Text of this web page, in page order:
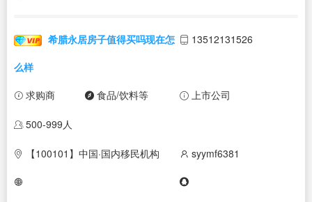
希腊永居房子值得买吗现在怎
么样
13512131526
求购商 食品/饮料等 上市公司
500-999人
【100101】中国·国内移民机构 syymf6381